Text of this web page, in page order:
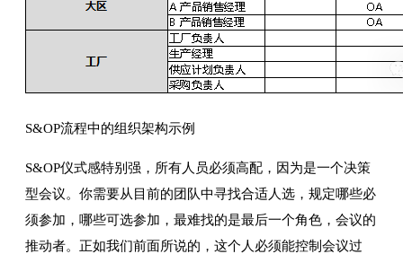
S&OP流程中的组织架构示例
S&OP仪式感特别强，所有人员必须高配，因为是一个决策
型会议。你需要从目前的团队中寻找合适人选，规定哪些必
须参加，哪些可选参加，最难找的是最后一个角色，会议的
推动者。正如我们前面所说的，这个人必须能控制会议过